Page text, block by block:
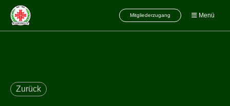
Mitgliederzugang Menü
Zurück